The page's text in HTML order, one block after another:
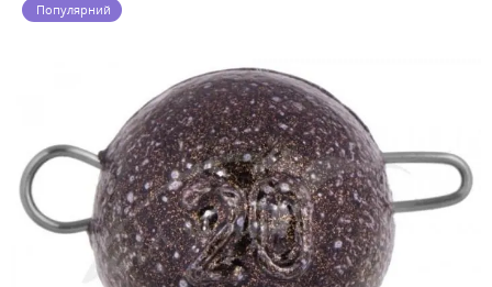
Популярний